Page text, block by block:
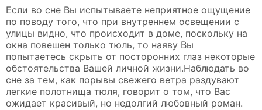
Если во сне Вы испытываете неприятное ощущение
по поводу того, что при внутреннем освещении с
улицы видно, что происходит в доме, поскольку на
окна повешен только тюль, то наяву Вы
попытаетесь скрыть от посторонних глаз некоторые
обстоятельства Вашей личной жизни.Наблюдать во
сне за тем, как порывы свежего ветра раздувают
легкие полотнища тюля, говорит о том, что Вас
ожидает красивый, но недолгий любовный роман.